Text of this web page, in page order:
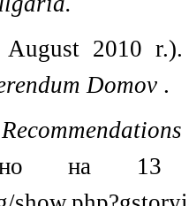
August 2010
Domov .
на